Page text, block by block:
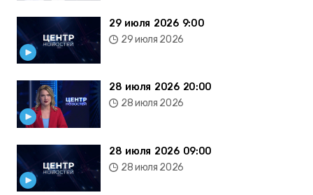
29 июля 2026 9:00
29 июля 2026
28 июля 2026 20:00
28 июля 2026
28 июля 2026 09:00
28 июля 2026